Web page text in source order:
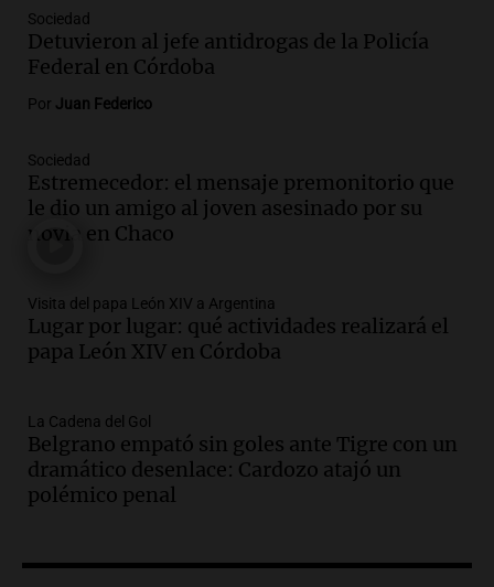
Audio.
en el AMBA por intensas lluvias y
ráfagas de viento
Episodios
sanciones para erradicar escapes libres y
mejorar la seguridad vial
Panorama Federal
Episodios
urgencia de resolver la crisis educativa
en Tierra del Fuego
Panorama Federal
Audio. Policía de Bariloche condenada a
seis meses de prisión por presentar
certificados médicos falsos
Panorama Federal
Episodios
40% en la Unidad de Cuenta Municipal
Sociedad
Detuvieron al jefe antidrogas de la Policía
Federal en Córdoba
Por Juan Federico
Sociedad
Estremecedor: el mensaje premonitorio que
le dio un amigo al joven asesinado por su
novia en Chaco
Visita del papa León XIV a Argentina
Lugar por lugar: qué actividades realizará el
papa León XIV en Córdoba
La Cadena del Gol
Belgrano empató sin goles ante Tigre con un
dramático desenlace: Cardozo atajó un
polémico penal